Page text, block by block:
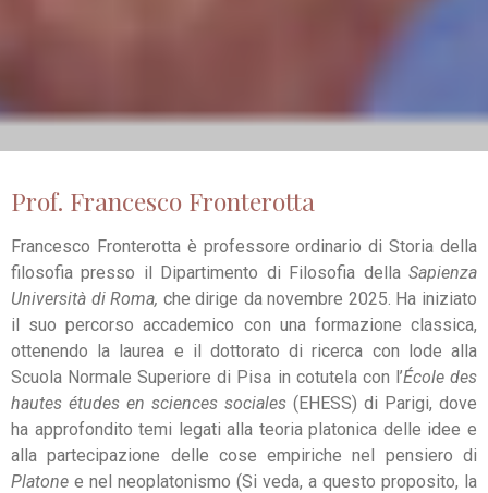
Prof. Francesco Fronterotta
Francesco Fronterotta è professore ordinario di Storia della
filosofia presso il Dipartimento di Filosofia della Sapienza
Università di Roma, che dirige da novembre 2025. Ha iniziato
il suo percorso accademico con una formazione classica,
ottenendo la laurea e il dottorato di ricerca con lode alla
Scuola Normale Superiore di Pisa in cotutela con l’École des
hautes études en sciences sociales (EHESS) di Parigi, dove
ha approfondito temi legati alla teoria platonica delle idee e
alla partecipazione delle cose empiriche nel pensiero di
Platone e nel neoplatonismo (Si veda, a questo proposito, la